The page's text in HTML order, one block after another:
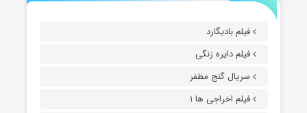
فیلم بادیگارد
فیلم دایره زنگی
سریال گنج مظفر
فیلم اخراجی ها ۱